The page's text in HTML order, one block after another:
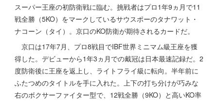
スーパー王座の初防衛戦に臨む。挑戦者はプロ1年9ヵ月で11
戦全勝（5KO）をマークしているサウスポーのタナワット・
ナコーン（タイ）。京口のKO防衛が期待されるカードだ。
京口は17年7月、プロ8戦目でIBF世界ミニマム級王座を獲
得した。デビューから1年3ヵ月での戴冠は日本最速記録だ。2
度防衛後に王座を返上し、ライトフライ級に転向。半年前に
ふたつめのタイトルを手に入れた。上下の打ち分けが巧みな
右のボクサーファイター型で、12戦全勝（9KO）と高いKO率